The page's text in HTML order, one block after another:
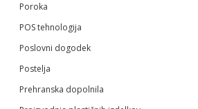
Poroka
POS tehnologija
Poslovni dogodek
Postelja
Prehranska dopolnila